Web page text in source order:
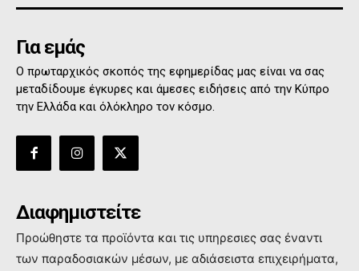
Για εμάς
Ο πρωταρχικός σκοπός της εφημερίδας μας είναι να σας
μεταδίδουμε έγκυρες και άμεσες ειδήσεις από την Κύπρο
την Ελλάδα και όλόκληρο τον κόσμο.
Διαφημιστείτε
Προώθηστε τα προϊόντα και τις υπηρεσιες σας έναντι
των παραδοσιακών μέσων, με αδιάσειστα επιχειρήματα,